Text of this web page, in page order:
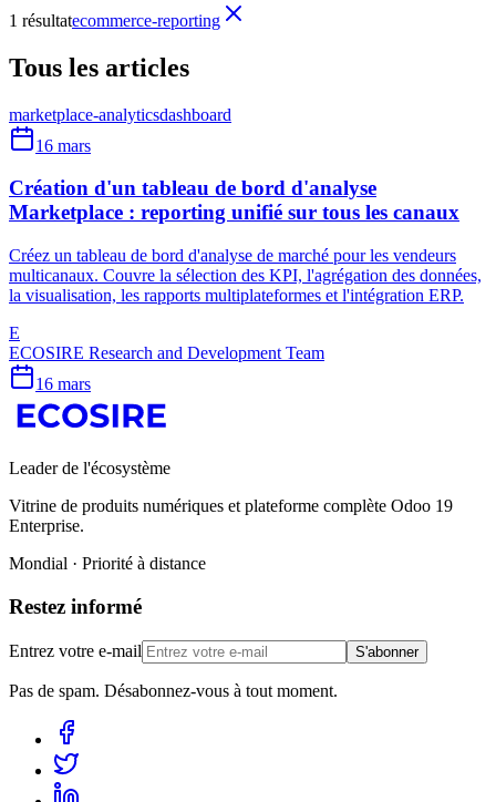
1 résultatecommerce-reporting
Tous les articles
marketplace-analyticsdashboard
16 mars
Création d'un tableau de bord d'analyse
Marketplace : reporting unifié sur tous les canaux
Créez un tableau de bord d'analyse de marché pour les vendeurs
multicanaux. Couvre la sélection des KPI, l'agrégation des données,
la visualisation, les rapports multiplateformes et l'intégration ERP.
E
ECOSIRE Research and Development Team
16 mars
Leader de l'écosystème
Vitrine de produits numériques et plateforme complète Odoo 19
Enterprise.
Mondial · Priorité à distance
Restez informé
Entrez votre e-mail S'abonner
Pas de spam. Désabonnez-vous à tout moment.